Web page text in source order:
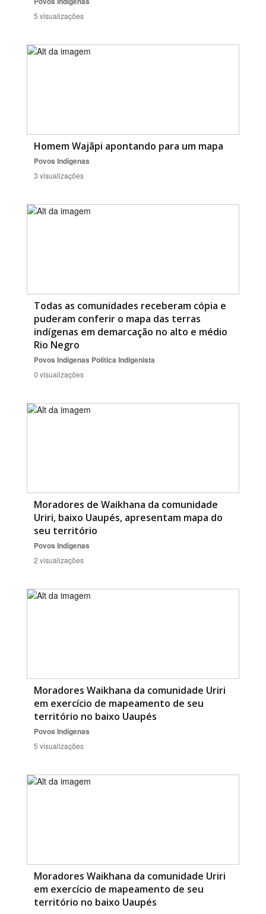
5 visualizações
Homem Wajãpi apontando para um mapa
Povos Indígenas
3 visualizações
Todas as comunidades receberam cópia e
puderam conferir o mapa das terras
indígenas em demarcação no alto e médio
Rio Negro
Povos Indígenas Política Indigenista
0 visualizações
Moradores de Waikhana da comunidade
Uriri, baixo Uaupés, apresentam mapa do
seu território
Povos Indígenas
2 visualizações
Moradores Waikhana da comunidade Uriri
em exercício de mapeamento de seu
território no baixo Uaupés
Povos Indígenas
5 visualizações
Moradores Waikhana da comunidade Uriri
em exercício de mapeamento de seu
território no baixo Uaupés